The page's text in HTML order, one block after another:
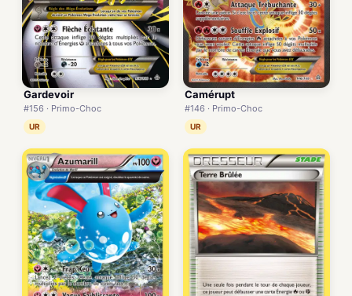
Gardevoir
#156 · Primo-Choc
UR
Camérupt
#146 · Primo-Choc
UR